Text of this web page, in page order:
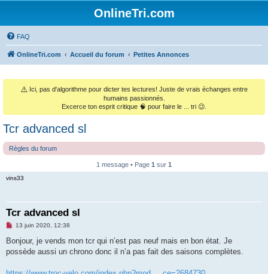
OnlineTri.com
FAQ
OnlineTri.com Accueil du forum Petites Annonces
⚠️ Ici, pas d'algorithme pour dicter tes lectures! Juste de vrais échanges entre
humains passionnés.
Excerce ton esprit critique 🧠 pour faire le ... tri 😉.
Tcr advanced sl
Règles du forum
1 message • Page 1 sur 1
vins33
Tcr advanced sl
M
s
a
13 juin 2020, 12:38
Bonjour, je vends mon tcr qui n’est pas neuf mais en bon état. Je
possède aussi un chrono donc il n’a pas fait des saisons complètes.